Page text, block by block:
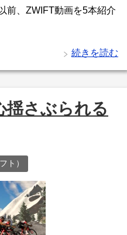
、ZWIFT動画を5本紹介
続きを読む
揺さぶられる
ト）